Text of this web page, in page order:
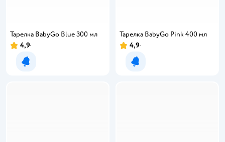
Тарелка BabyGo Blue 300 мл
4,9
Уведомить о появлении
Тарелка BabyGo Pink 400 мл
4,9
Уведомить о появлении